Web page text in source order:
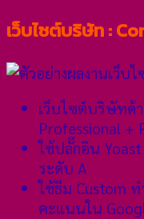
เว็บไซต์บริษัท :
เว็บไซต์บริษัทด้
Professional +
ใช้ปลั๊กอิน Yoast
ระดับ A
ใช้ธีม Custom ท
คะแนนใน